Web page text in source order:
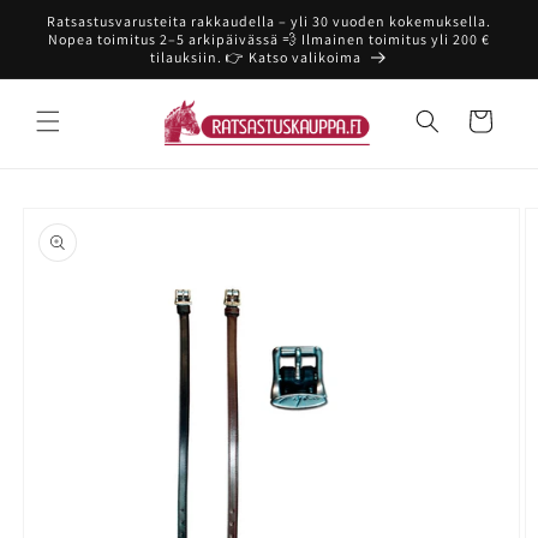
siirry
sisältöön
Ratsastusvarusteita rakkaudella – yli 30 vuoden kokemuksella.
Nopea toimitus 2–5 arkipäivässä 💨 Ilmainen toimitus yli 200 €
tilauksiin. 👉 Katso valikoima
Ostoskori
tuotetietoihin